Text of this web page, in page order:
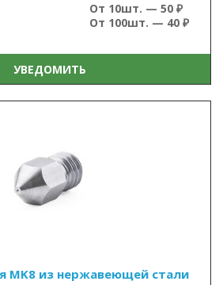
От 10шт. — 50 ₽
От 100шт. — 40 ₽
УВЕДОМИТЬ
MK8 из нержавеющей стали